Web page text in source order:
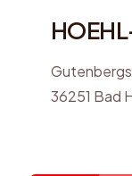
36251 Bad